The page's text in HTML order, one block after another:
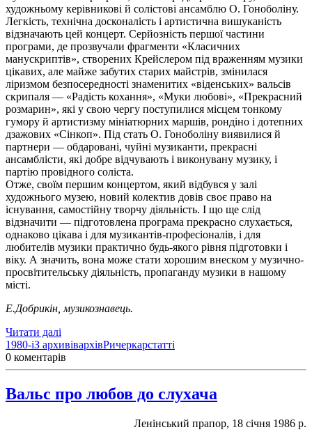
художньому керівникові й солістові ансамблю О. Гоноболіну.
Легкість, технічна досконалість і артистична вишуканість
відзначають цей концерт. Серйозність першої частини
програми, де прозвучали фрагменти «Класичних
манускриптів», створених Крейслером під враженням музики
цікавих, але майже забутих старих майстрів, змінилася
ліризмом безпосередності знаменитих «віденських» вальсів
скрипаля — «Радість кохання», «Муки любові», «Прекрасний
розмарин», які у свою чергу поступилися місцем тонкому
гумору й артистизму мініатюрних маршів, рондіно і дотепних
дзажових «Сінкоп». Під стать О. Гоноболіну виявилися й
партнери — обдаровані, чуйні музиканти, прекрасні
ансамблісти, які добре відчувають і виконувану музику, і
партію провідного соліста.
Отже, своїм першим концертом, який відбувся у залі
художнього музею, новий колектив довів своє право на
існування, самостійну творчу діяльність. І що ще слід
відзначити — підготовлена програма прекрасно слухається,
однаково цікава і для музикантів-професіоналів, і для
любителів музики практично будь-якого рівня підготовки і
віку. А значить, вона може стати хорошим внеском у музично-
просвітительську діяльність, пропаганду музики в нашому
місті.
Е.Добрикін, музикознавець.
Читати далі
1980-іЗ архивівархівРичеркарстатті
0 коментарів
Вальс про любов до слухача
Ленінський прапор, 18 січня 1986 р.